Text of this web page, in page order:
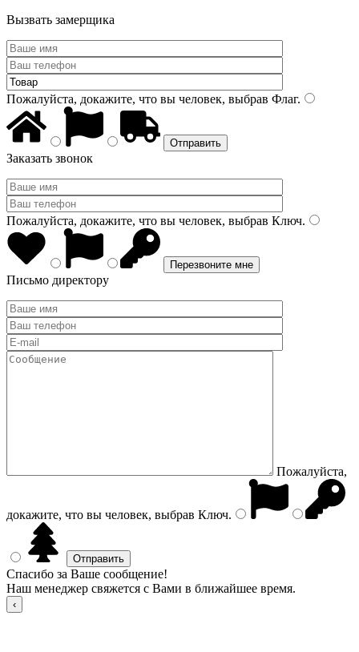
Вызвать замерщика
Пожалуйста, докажите, что вы человек, выбрав Флаг.
Заказать звонок
Пожалуйста, докажите, что вы человек, выбрав Ключ.
Письмо директору
Пожалуйста,
докажите, что вы человек, выбрав Ключ.
Спасибо за Ваше сообщение!
Наш менеджер свяжется с Вами в ближайшее время.